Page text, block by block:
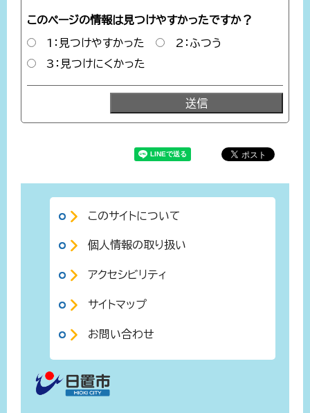
このページの情報は見つけやすかったですか？
1：見つけやすかった
2：ふつう
3：見つけにくかった
このサイトについて
個人情報の取り扱い
アクセシビリティ
サイトマップ
お問い合わせ